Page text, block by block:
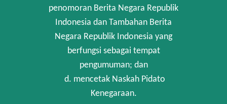
penomoran Berita Negara Republik
Indonesia dan Tambahan Berita
Negara Republik Indonesia yang
berfungsi sebagai tempat
pengumuman; dan
d. mencetak Naskah Pidato
Kenegaraan.